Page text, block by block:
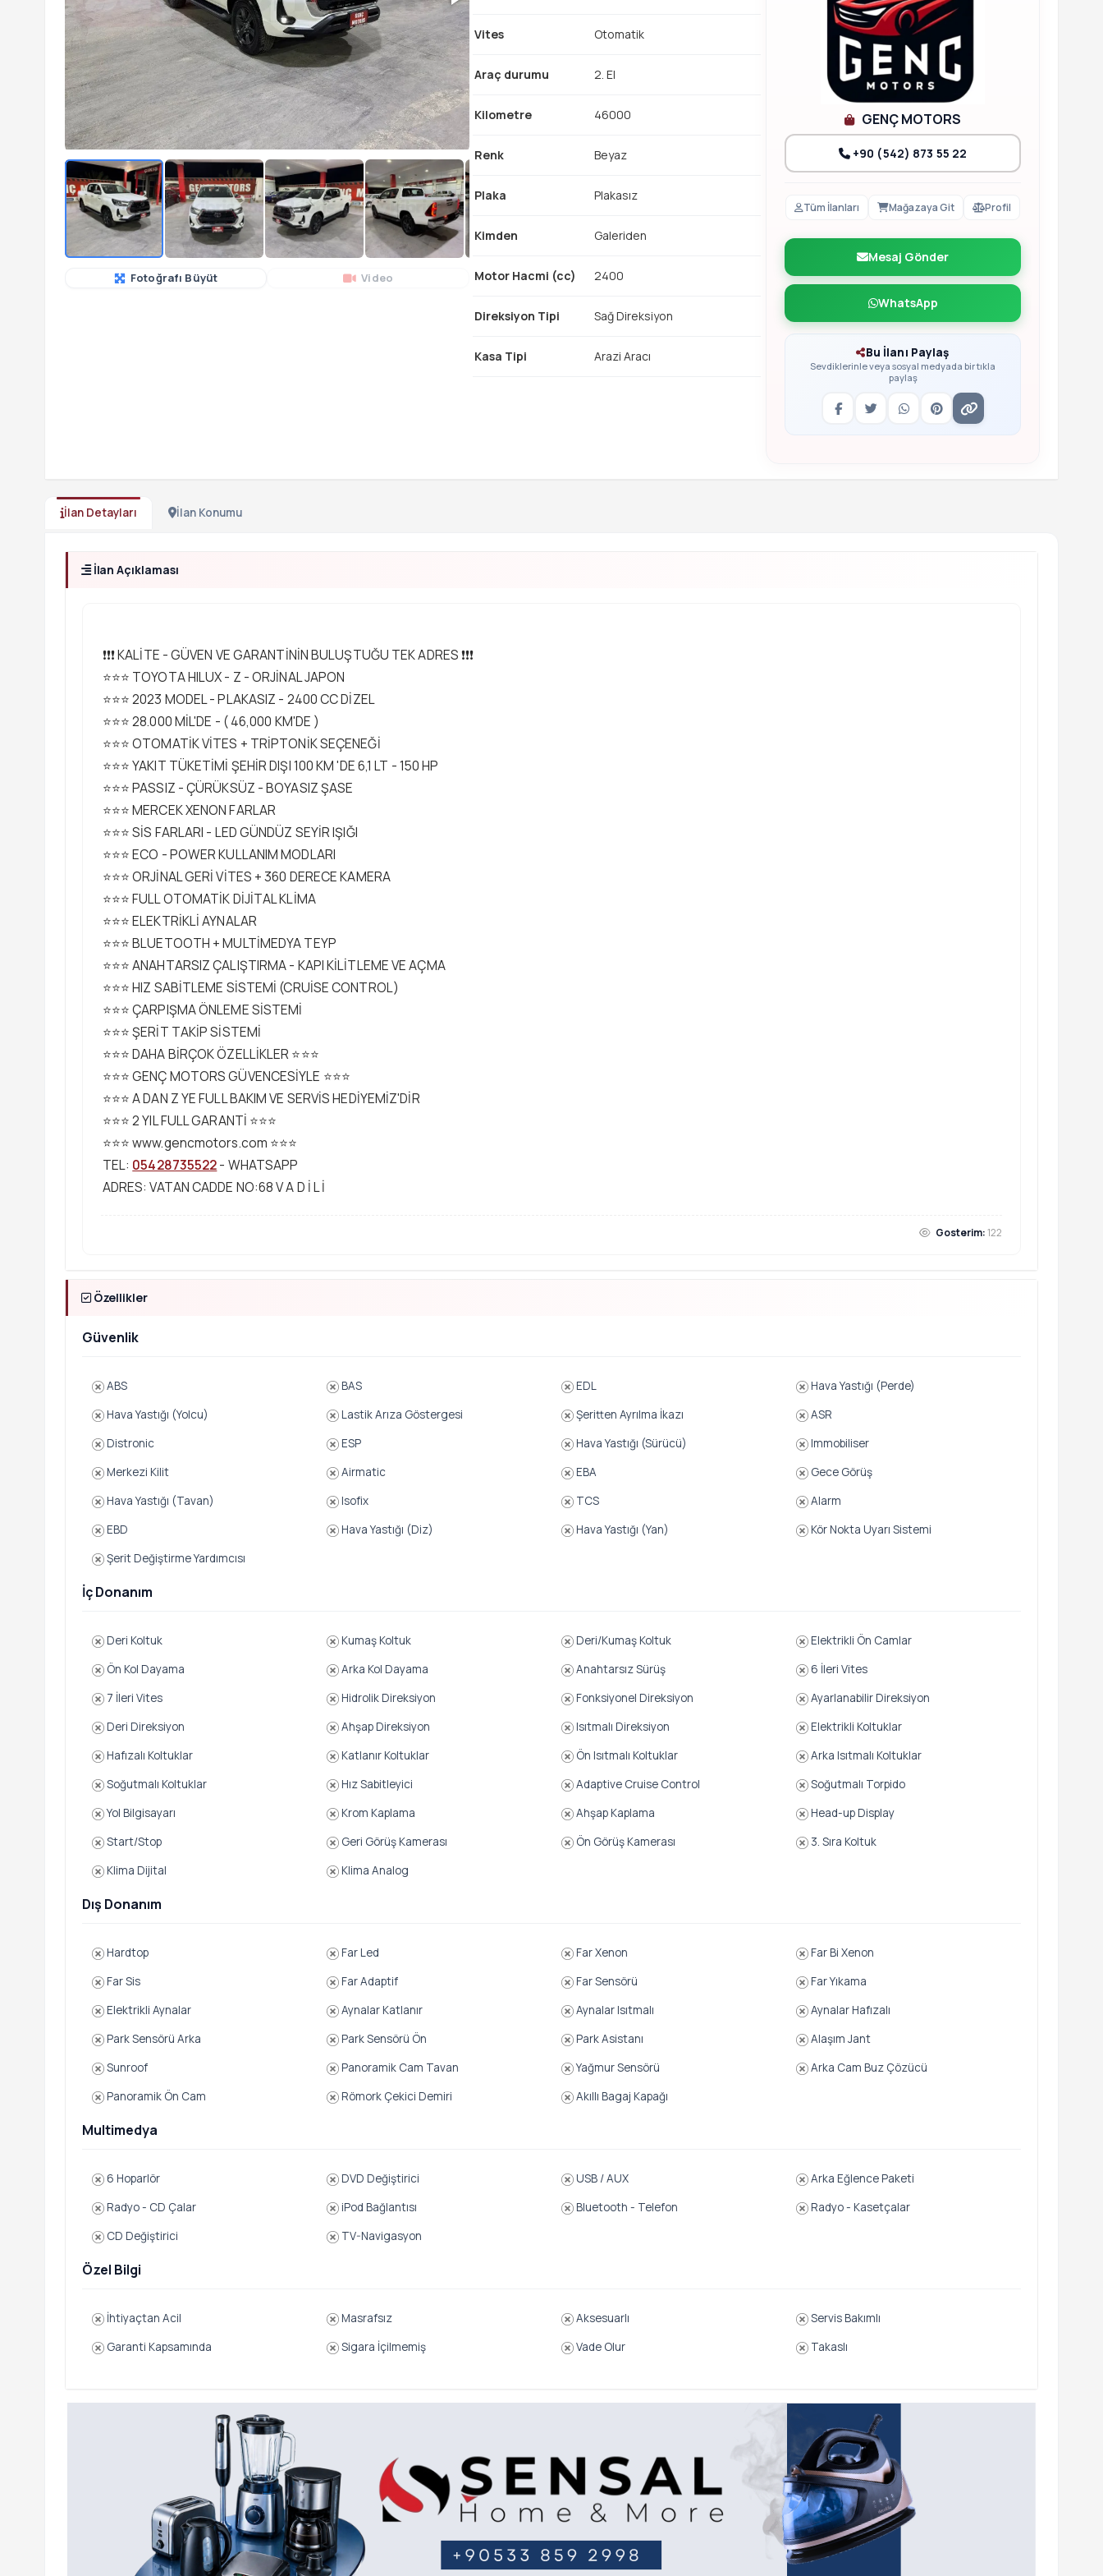
Fotoğrafı Büyüt Video
Vites Otomatik
Araç durumu 2. El
Kilometre 46000
Renk Beyaz
Plaka Plakasız
Kimden Galeriden
Motor Hacmi (cc) 2400
Direksiyon Tipi Sağ Direksiyon
Kasa Tipi Arazi Aracı
GENÇ MOTORS
+90 (542) 873 55 22
Tüm İlanları Mağazaya Git Profil
Mesaj Gönder
WhatsApp
Bu İlanı Paylaş
Sevdiklerinle veya sosyal medyada bir tıkla
paylaş
İlan Detayları İlan Konumu
İlan Açıklaması
❗❗❗ KALİTE - GÜVEN VE GARANTİNİN BULUŞTUĞU TEK ADRES ❗❗❗
⭐⭐⭐ TOYOTA HILUX - Z - ORJİNAL JAPON
⭐⭐⭐ 2023 MODEL - PLAKASIZ - 2400 CC DİZEL
⭐⭐⭐ 28.000 MİL'DE - ( 46,000 KM'DE )
⭐⭐⭐ OTOMATİK VİTES + TRİPTONİK SEÇENEĞİ
⭐⭐⭐ YAKIT TÜKETİMİ ŞEHİR DIŞI 100 KM 'DE 6,1 LT - 150 HP
⭐⭐⭐ PASSIZ - ÇÜRÜKSÜZ - BOYASIZ ŞASE
⭐⭐⭐ MERCEK XENON FARLAR
⭐⭐⭐ SİS FARLARI - LED GÜNDÜZ SEYİR IŞIĞI
⭐⭐⭐ ECO - POWER KULLANIM MODLARI
⭐⭐⭐ ORJİNAL GERİ VİTES + 360 DERECE KAMERA
⭐⭐⭐ FULL OTOMATİK DİJİTAL KLİMA
⭐⭐⭐ ELEKTRİKLİ AYNALAR
⭐⭐⭐ BLUETOOTH + MULTİMEDYA TEYP
⭐⭐⭐ ANAHTARSIZ ÇALIŞTIRMA - KAPI KİLİTLEME VE AÇMA
⭐⭐⭐ HIZ SABİTLEME SİSTEMİ (CRUİSE CONTROL)
⭐⭐⭐ ÇARPIŞMA ÖNLEME SİSTEMİ
⭐⭐⭐ ŞERİT TAKİP SİSTEMİ
⭐⭐⭐ DAHA BİRÇOK ÖZELLİKLER ⭐⭐⭐
⭐⭐⭐ GENÇ MOTORS GÜVENCESİYLE ⭐⭐⭐
⭐⭐⭐ A DAN Z YE FULL BAKIM VE SERVİS HEDİYEMİZ'DİR
⭐⭐⭐ 2 YIL FULL GARANTİ ⭐⭐⭐
⭐⭐⭐ www.gencmotors.com ⭐⭐⭐
TEL: 05428735522- WHATSAPP
ADRES: VATAN CADDE NO:68 V A D İ L İ
Gosterim:122
Özellikler
Güvenlik
ABS BAS EDL
Hava Yastığı (Perde)
Hava Yastığı (Yolcu)
Lastik Arıza Göstergesi Şeritten Ayrılma İkazı
ASR
Distronic
ESP Hava Yastığı (Sürücü)
Immobiliser
Merkezi Kilit
Airmatic EBA
Gece Görüş
Hava Yastığı (Tavan)
Isofix TCS
Alarm
EBD
Hava Yastığı (Diz) Hava Yastığı (Yan)
Kör Nokta Uyarı Sistemi
Şerit Değiştirme Yardımcısı
İç Donanım
Deri Koltuk Kumaş Koltuk Deri/Kumaş Koltuk
Elektrikli Ön Camlar
Ön Kol Dayama
Arka Kol Dayama Anahtarsız Sürüş
6 İleri Vites
7 İleri Vites
Hidrolik Direksiyon Fonksiyonel Direksiyon
Ayarlanabilir Direksiyon
Deri Direksiyon
Ahşap Direksiyon Isıtmalı Direksiyon
Elektrikli Koltuklar
Hafızalı Koltuklar
Katlanır Koltuklar Ön Isıtmalı Koltuklar
Arka Isıtmalı Koltuklar
Soğutmalı Koltuklar
Hız Sabitleyici Adaptive Cruise Control
Soğutmalı Torpido
Yol Bilgisayarı
Krom Kaplama Ahşap Kaplama
Head-up Display
Start/Stop
Geri Görüş Kamerası Ön Görüş Kamerası
3. Sıra Koltuk
Klima Dijital
Klima Analog
Dış Donanım
Hardtop Far Led Far Xenon
Far Bi Xenon
Far Sis
Far Adaptif Far Sensörü
Far Yıkama
Elektrikli Aynalar
Aynalar Katlanır Aynalar Isıtmalı
Aynalar Hafızalı
Park Sensörü Arka
Park Sensörü Ön Park Asistanı
Alaşım Jant
Sunroof
Panoramik Cam Tavan Yağmur Sensörü
Arka Cam Buz Çözücü
Panoramik Ön Cam
Römork Çekici Demiri Akıllı Bagaj Kapağı
Multimedya
6 Hoparlör DVD Değiştirici USB / AUX
Arka Eğlence Paketi
Radyo - CD Çalar
iPod Bağlantısı Bluetooth - Telefon
Radyo - Kasetçalar
CD Değiştirici
TV-Navigasyon
Özel Bilgi
İhtiyaçtan Acil Masrafsız Aksesuarlı
Servis Bakımlı
Garanti Kapsamında
Sigara İçilmemiş Vade Olur Takaslı